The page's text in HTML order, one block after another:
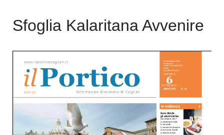
Sfoglia Kalaritana Avvenire